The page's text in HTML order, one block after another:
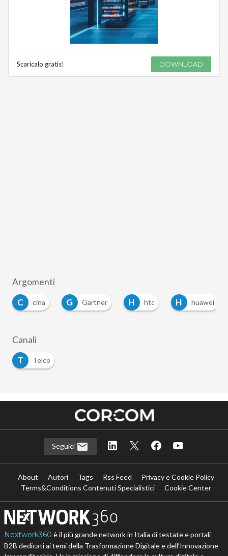
Scaricalo gratis! DOWNLOAD
Argomenti
C
cina G Gartner H htc H huawei
Canali
T
Telco
Seguici
About Autori Tags Rss Feed
Privacy e Cookie Policy
Terms&Conditions Contenuti Specialistici
Cookie Center
Nextwork360 è il più grande network in Italia di testate e portali
B2B dedicati ai temi della Trasformazione Digitale e dell’Innovazione